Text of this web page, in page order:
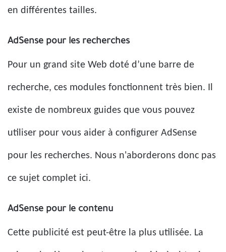
en différentes tailles.
AdSense pour les recherches
Pour un grand site Web doté d’une barre de
recherche, ces modules fonctionnent très bien. Il
existe de nombreux guides que vous pouvez
utiliser pour vous aider à configurer AdSense
pour les recherches. Nous n'aborderons donc pas
ce sujet complet ici.
AdSense pour le contenu
Cette publicité est peut-être la plus utilisée. La